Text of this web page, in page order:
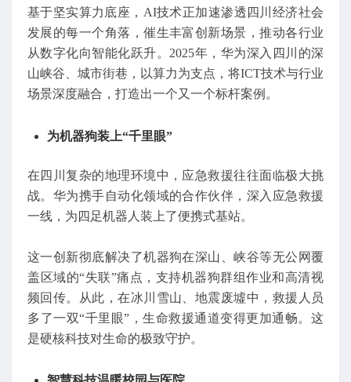
基于坚实算力底座，AI技术正加速渗透四川经济社会
发展的每一个角落，催生丰富创新场景，推动各行业
从数字化向智能化跃升。2025年，华为深入四川的深
山峡谷、城市街巷，以算力为支点，将ICT技术与行业
场景深度融合，打造出一个又一个标杆案例。
为机器狗装上“千里眼”
在四川复杂的地理环境中，应急救援往往面临极大挑
战。华为携手自动化领域的合作伙伴，深入应急救援
一线，为四足机器人装上了便携式基站。
这一创新彻底解决了机器狗在深山、峡谷等无公网覆
盖区域的“失联”痛点，支持机器狗群组作业和高清视
频回传。从此，在冰川雪山、地震废墟中，救援人员
多了一双“千里眼”，生命救援通道变得更加通畅。这
是硬核科技对生命的极致守护。